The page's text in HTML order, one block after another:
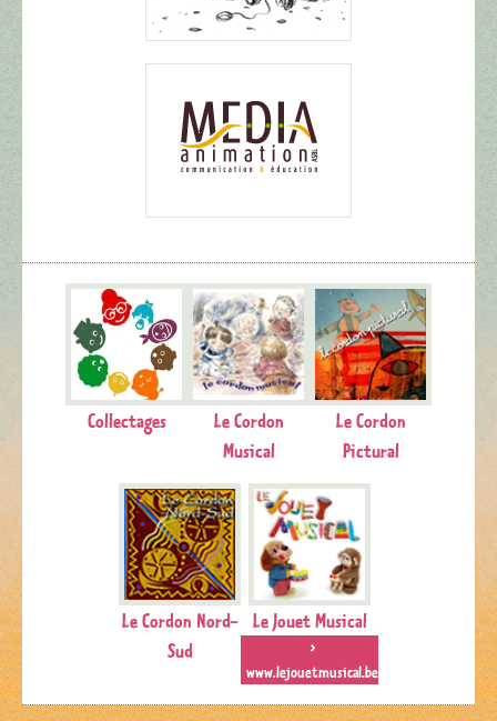
Collectages
Le Cordon
Musical
Le Cordon
Pictural
Le Cordon Nord-
Sud
Le Jouet Musical
>
www.lejouetmusical.be